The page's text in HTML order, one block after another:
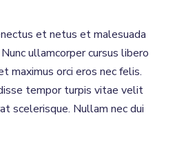
et netus et malesuada
ullamcorper cursus libero
maximus orci eros nec felis.
tempor turpis vitae velit
scelerisque. Nullam nec dui